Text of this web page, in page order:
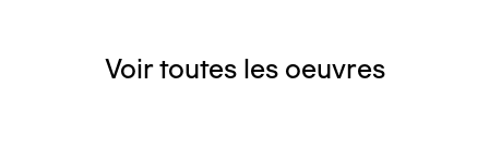
Voir toutes les oeuvres